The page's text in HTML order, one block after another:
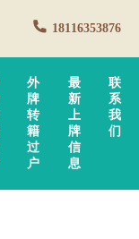
18116353876
外
牌
转
籍
过
户
最
新
上
牌
信
息
联
系
我
们